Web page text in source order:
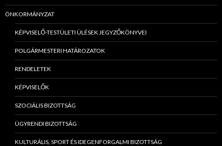
ÖNKORMÁNYZAT
KÉPVISELŐ-TESTÜLETI ÜLÉSEK JEGYZŐKÖNYVEI
POLGÁRMESTERI HATÁROZATOK
RENDELETEK
KÉPVISELŐK
SZOCIÁLIS BIZOTTSÁG
ÜGYRENDI BIZOTTSÁG
KULTURÁLIS, SPORT ÉS IDEGENFORGALMI BIZOTTSÁG